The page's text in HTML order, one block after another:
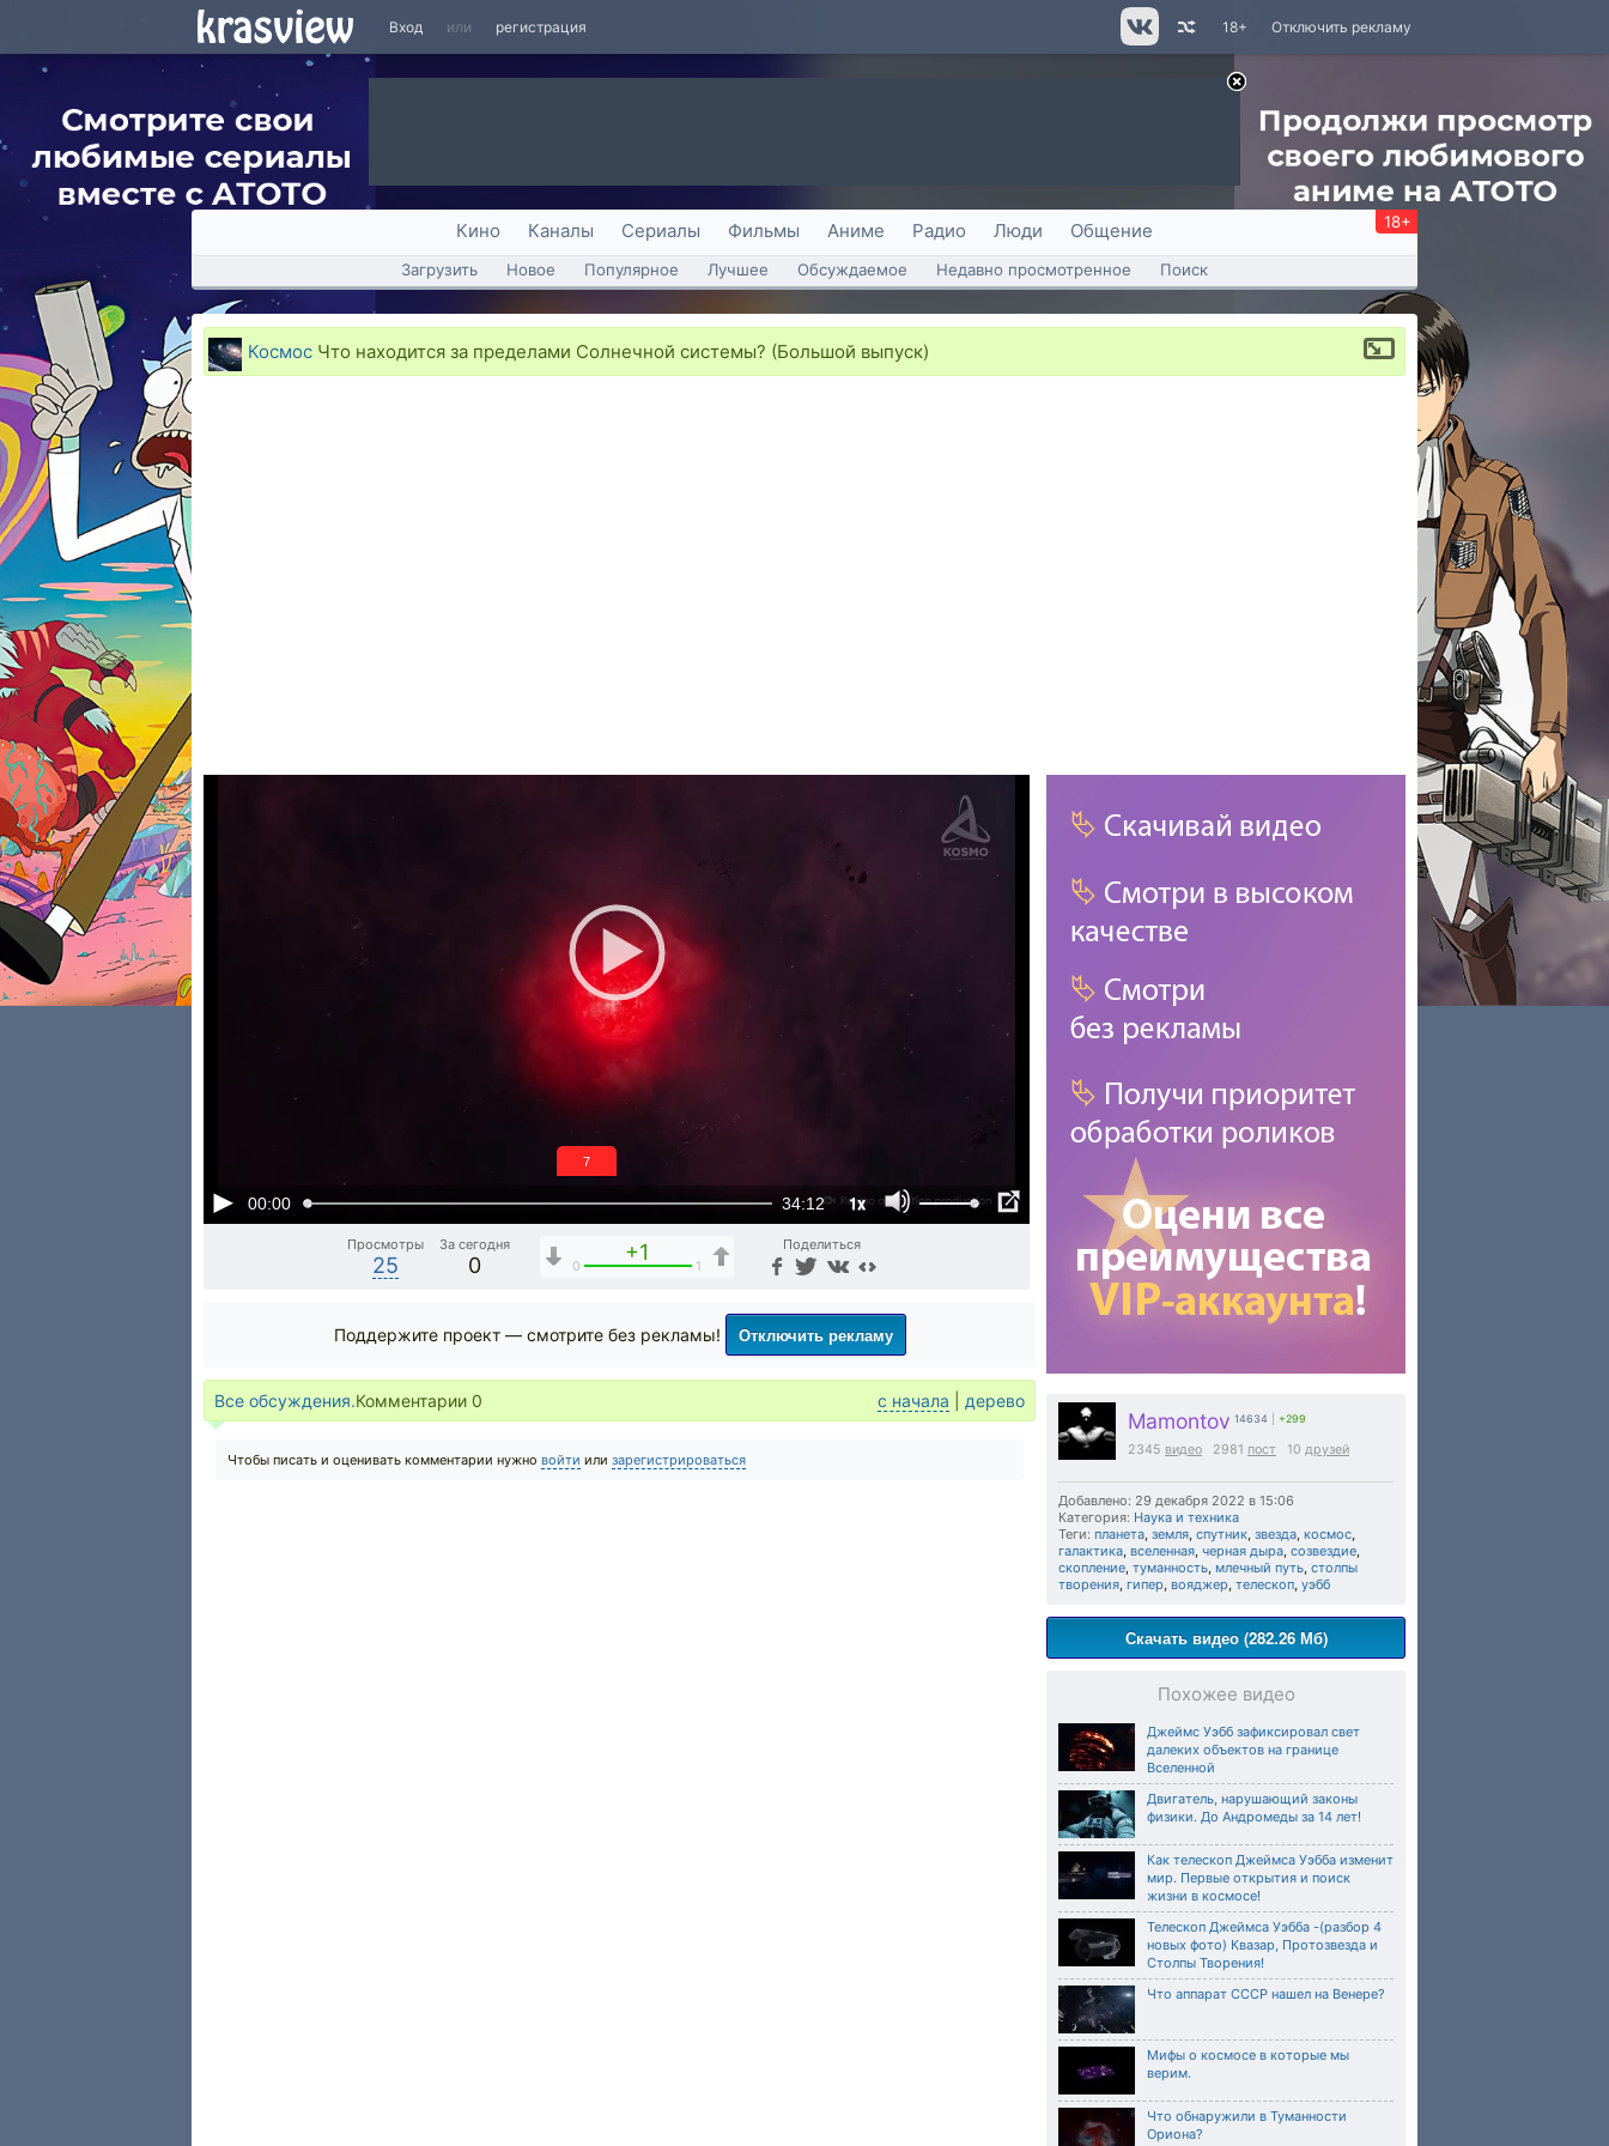
Вход или регистрация Отключить рекламу
18+
Кино Каналы Сериалы Фильмы Аниме Радио Люди Общение 18+
Загрузить Новое Популярное Лучшее Обсуждаемое Недавно просмотренное Поиск
Космос Что находится за пределами Солнечной системы? (Большой выпуск)
00:00 34:12 1x
6
Просмотры
25
За сегодня
0
+1
0 1
Поделиться
Mamontov 14634 +299
2345 видео 2981 пост 10 друзей
Добавлено: 29 декабря 2022 в 15:06
Категория: Наука и техника
Теги: планета, земля, спутник, звезда, космос,
галактика, вселенная, черная дыра, созвездие,
скопление, туманность, млечный путь, столпы
творения, гипер, вояджер, телескоп, уэбб
Скачать видео (282.26 Мб)
Похожее видео
Джеймс Уэбб зафиксировал свет
далеких объектов на границе
Вселенной
Двигатель, нарушающий законы
физики. До Андромеды за 14 лет!
Как телескоп Джеймса Уэбба изменит
мир. Первые открытия и поиск
жизни в космосе!
Телескоп Джеймса Уэбба -(разбор 4
новых фото) Квазар, Протозвезда и
Столпы Творения!
Что аппарат СССР нашел на Венере?
Мифы о космосе в которые мы
верим.
Что обнаружили в Туманности
Ориона?
Поддержите проект — смотрите без рекламы! Отключить рекламу
Все обсуждения.Комментарии 0 с начала дерево
Чтобы писать и оценивать комментарии нужно войти или зарегистрироваться